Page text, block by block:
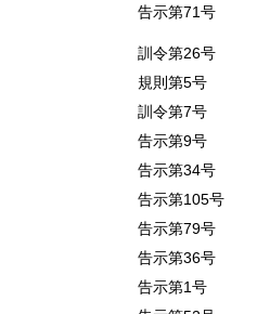
告示第71号
訓令第26号
規則第5号
訓令第7号
告示第9号
告示第34号
告示第105号
告示第79号
告示第36号
告示第1号